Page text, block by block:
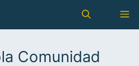
Comunidad